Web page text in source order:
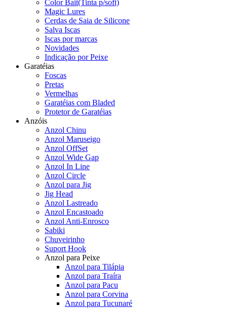
Color Bait(Tinta p/soft)
Magic Lures
Cerdas de Saia de Silicone
Salva Iscas
Iscas por marcas
Novidades
Indicação por Peixe
Garatéias
Foscas
Pretas
Vermelhas
Garatéias com Bladed
Protetor de Garatéias
Anzóis
Anzol Chinu
Anzol Maruseigo
Anzol OffSet
Anzol Wide Gap
Anzol In Line
Anzol Circle
Anzol para Jig
Jig Head
Anzol Lastreado
Anzol Encastoado
Anzol Anti-Enrosco
Sabiki
Chuveirinho
Suport Hook
Anzol para Peixe
Anzol para Tilápia
Anzol para Traíra
Anzol para Pacu
Anzol para Corvina
Anzol para Tucunaré